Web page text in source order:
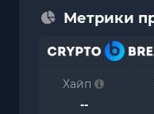
Метрики
Хайп
--